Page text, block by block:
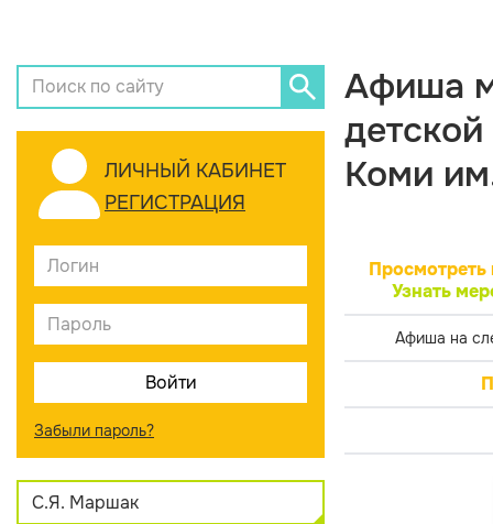
ЛИЧНЫЙ КАБИНЕТ
РЕГИСТРАЦИЯ
Забыли пароль?
С.Я. Маршак
Афиша
Коми
Просмотреть
Узнать
Афиша на